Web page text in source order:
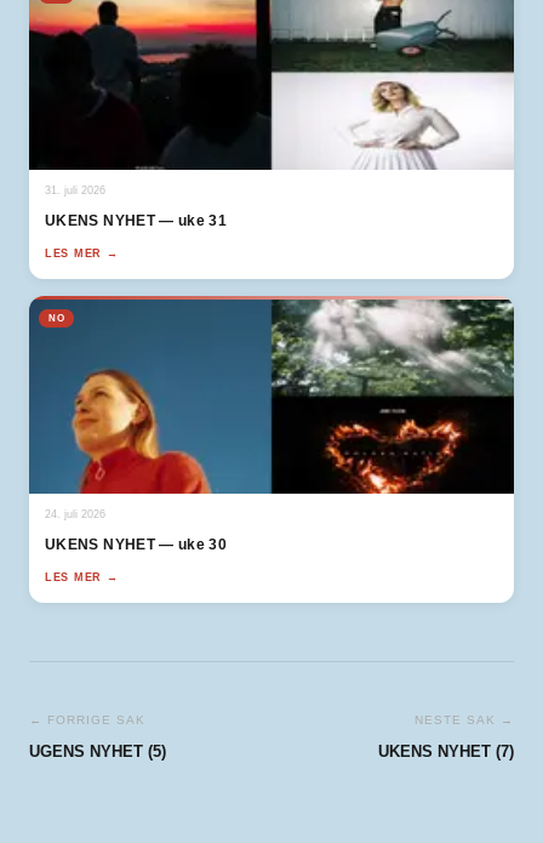
31. juli 2026
UKENS NYHET — uke 31
LES MER →
NO
24. juli 2026
UKENS NYHET — uke 30
LES MER →
← FORRIGE SAK
UGENS NYHET (5)
NESTE SAK →
UKENS NYHET (7)